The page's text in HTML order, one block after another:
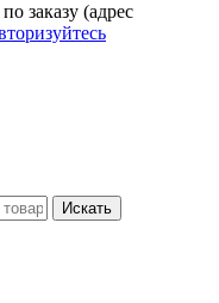
заказу (адрес
Искать